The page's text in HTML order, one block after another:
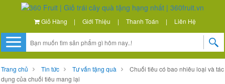
Giỏ Hàng | Giới Thiệu | Thanh Toán | Liên Hệ
Trang chủ Tin tức Tư vấn tặng quà
Chuối tiêu có bao nhiêu loại và tác
dụng của chuối tiêu mang lại